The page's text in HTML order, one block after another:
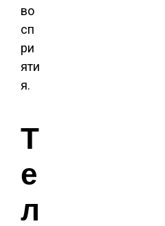
во
сп
ри
яти
я.
Т
е
л